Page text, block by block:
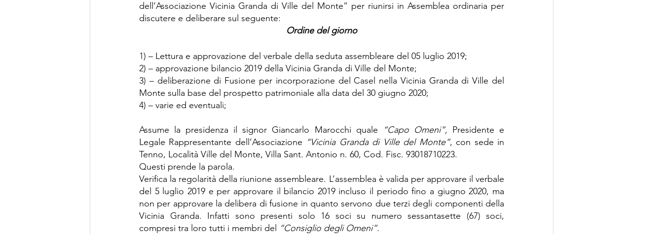
dell’Associazione Vicinia Granda di Ville del Monte” per riunirsi in Assemblea ordinaria per
discutere e deliberare sul seguente:
Ordine del giorno
1) – Lettura e approvazione del verbale della seduta assembleare del 05 luglio 2019;
2) – approvazione bilancio 2019 della Vicinia Granda di Ville del Monte;
3) – deliberazione di Fusione per incorporazione del Casel nella Vicinia Granda di Ville del
Monte sulla base del prospetto patrimoniale alla data del 30 giugno 2020;
4) – varie ed eventuali;
Assume la presidenza il signor Giancarlo Marocchi quale “Capo Omeni”, Presidente e
Legale Rappresentante dell’Associazione “Vicinia Granda di Ville del Monte”, con sede in
Tenno, Località Ville del Monte, Villa Sant. Antonio n. 60, Cod. Fisc. 93018710223.
Questi prende la parola.
Verifica la regolarità della riunione assembleare. L’assemblea è valida per approvare il verbale
del 5 luglio 2019 e per approvare il bilancio 2019 incluso il periodo fino a giugno 2020, ma
non per approvare la delibera di fusione in quanto servono due terzi degli componenti della
Vicinia Granda. Infatti sono presenti solo 16 soci su numero sessantasette (67) soci,
compresi tra loro tutti i membri del
“Consiglio degli Omeni”.